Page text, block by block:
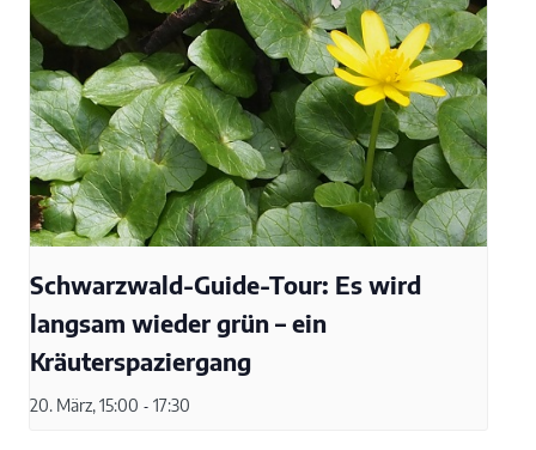
Schwarzwald-Guide-Tour: Es wird
langsam wieder grün – ein
Kräuterspaziergang
20. März, 15:00 - 17:30